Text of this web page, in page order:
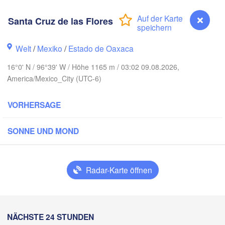
Santa Cruz de las Flores
Welt/Mexiko /Estado de Oaxaca
16°0' N / 96°39' W / Höhe 1165 m / 03:02 09.08.2026,
America/Mexico_City (UTC-6)
VORHERSAGE
SONNE UND MOND
Radar-Karte öffnen
NÄCHSTE 24 STUNDEN
Luis Potosí Tampico
Ciudad de México
Querétaro
Coatzacoalcos
Tehuacán
Santa Cruz de las Flores
H